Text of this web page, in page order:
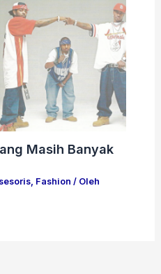
Masih Banyak
, Fashion / Oleh